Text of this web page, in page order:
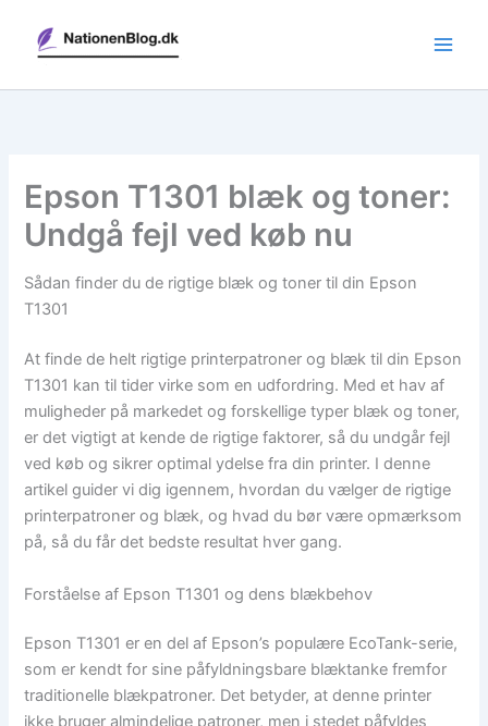
indholdet
Epson T1301 blæk og toner:
Undgå fejl ved køb nu
Sådan finder du de rigtige blæk og toner til din Epson
T1301
At finde de helt rigtige printerpatroner og blæk til din Epson
T1301 kan til tider virke som en udfordring. Med et hav af
muligheder på markedet og forskellige typer blæk og toner,
er det vigtigt at kende de rigtige faktorer, så du undgår fejl
ved køb og sikrer optimal ydelse fra din printer. I denne
artikel guider vi dig igennem, hvordan du vælger de rigtige
printerpatroner og blæk, og hvad du bør være opmærksom
på, så du får det bedste resultat hver gang.
Forståelse af Epson T1301 og dens blækbehov
Epson T1301 er en del af Epson’s populære EcoTank-serie,
som er kendt for sine påfyldningsbare blæktanke fremfor
traditionelle blækpatroner. Det betyder, at denne printer